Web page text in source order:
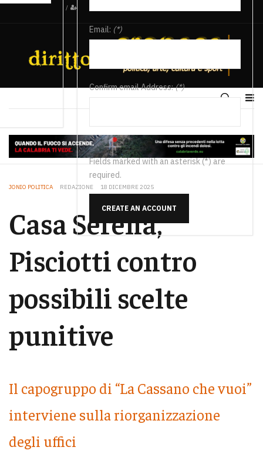
/
Email: (*)
Confirm email Address:(*)
Fields marked with an asterisk (*) are
required.
CREATE AN ACCOUNT
JONIO POLITICA REDAZIONE 18 DICEMBRE 2025
Casa Serena,
Pisciotti contro
possibili scelte
punitive
Il capogruppo di “La Cassano che vuoi”
interviene sulla riorganizzazione
degli uffici